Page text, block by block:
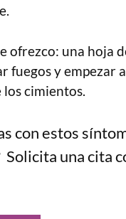
ofrezco: una hoja
fuegos y empezar
los cimientos.
con estos
Solicita una cita